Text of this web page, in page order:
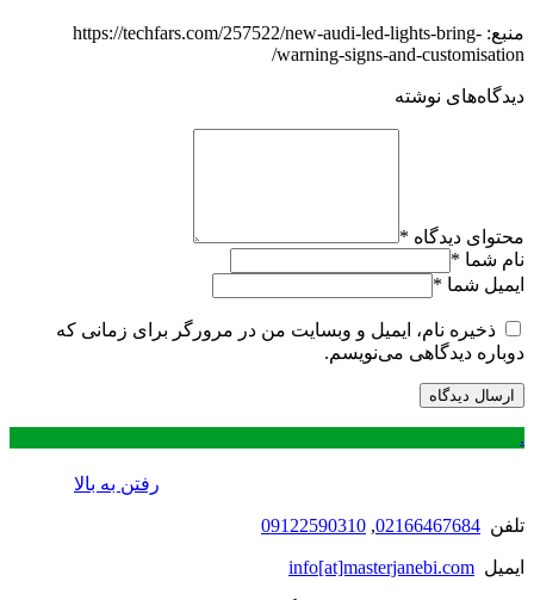
منبع: https://techfars.com/257522/new-audi-led-lights-bring-
warning-signs-and-customisation/
دیدگاه‌های نوشته
محتوای دیدگاه *
نام شما *
ایمیل شما *
ذخیره نام، ایمیل و وبسایت من در مرورگر برای زمانی که
دوباره دیدگاهی می‌نویسم.
.
رفتن به بالا
تلفن 02166467684
,
09122590310
ایمیل info[at]masterjanebi.com